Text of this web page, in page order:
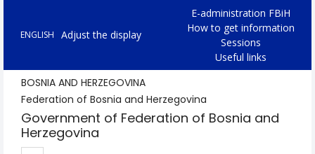
ENGLISH Adjust the display
E-administration FBiH
How to get information
Sessions
Useful links
BOSNIA AND HERZEGOVINA
Federation of Bosnia and Herzegovina
Government of Federation of Bosnia and
Herzegovina